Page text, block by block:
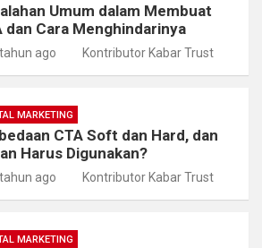
Umum dalam Membuat
dan Cara Menghindarinya
ago Kontributor Kabar Trust
MARKETING
CTA Soft dan Hard, dan
Harus Digunakan?
ago Kontributor Kabar Trust
MARKETING